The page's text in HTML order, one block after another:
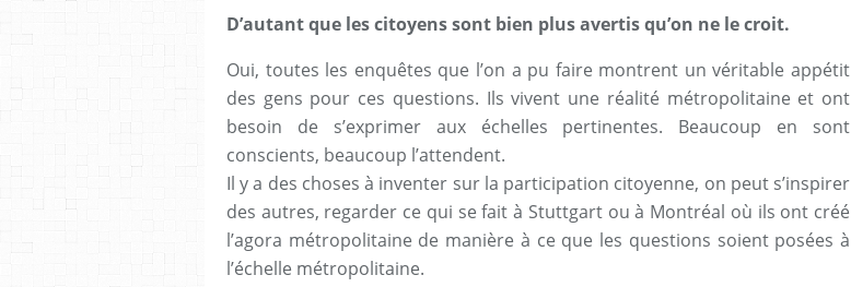
D’autant que les citoyens sont bien plus avertis qu’on ne le croit.
Oui, toutes les enquêtes que l’on a pu faire montrent un véritable appétit
des gens pour ces questions. Ils vivent une réalité métropolitaine et ont
besoin de s’exprimer aux échelles pertinentes. Beaucoup en sont
conscients, beaucoup l’attendent.
Il y a des choses à inventer sur la participation citoyenne, on peut s’inspirer
des autres, regarder ce qui se fait à Stuttgart ou à Montréal où ils ont créé
l’agora métropolitaine de manière à ce que les questions soient posées à
l’échelle métropolitaine.